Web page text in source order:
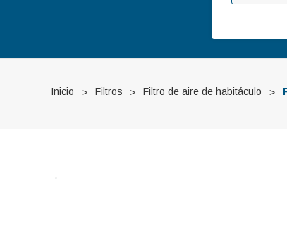
Inicio Filtros Filtro de aire de habitáculo